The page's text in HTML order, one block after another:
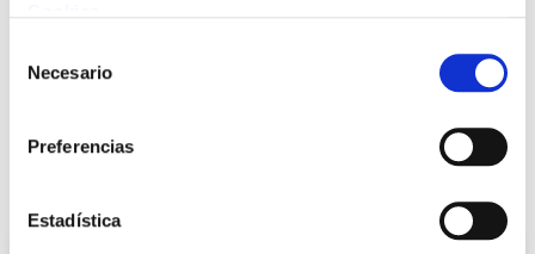
Necesario
Preferencias
Estadística
+ INFO